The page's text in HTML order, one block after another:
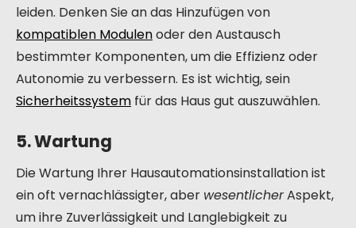
leiden. Denken Sie an das Hinzufügen von
kompatiblen Modulenoder den Austausch
bestimmter Komponenten, um die Effizienz oder
Autonomie zu verbessern. Es ist wichtig, sein
Sicherheitssystem für das Haus gut auszuwählen.
5. Wartung
Die Wartung Ihrer Hausautomationsinstallation ist
ein oft vernachlässigter, aber wesentlicherAspekt,
um ihre Zuverlässigkeit und Langlebigkeit zu